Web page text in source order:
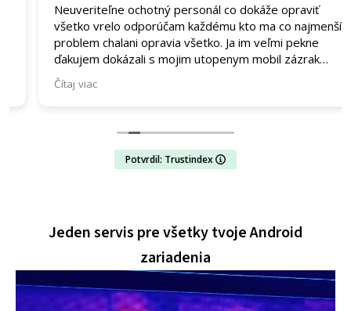
Neuveriteľne ochotný personál co dokáže opraviť
všetko vrelo odporúčam každému kto ma co najmenší
problem chalani opravia všetko. Ja im veľmi pekne
ďakujem dokázali s mojim utopenym mobil zázrak
ešte raz ďakujem!!!
Čítaj viac
Potvrdil: Trustindex
Jeden servis pre všetky tvoje Android
zariadenia